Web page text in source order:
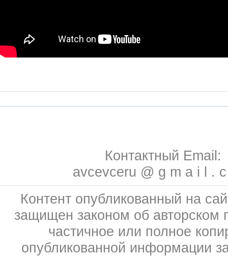
Контактный Email:
avcevceru @ g m a i l .
Контент опубликованный на
защищен законом об авторском
частичное или полное
опубликованной информации